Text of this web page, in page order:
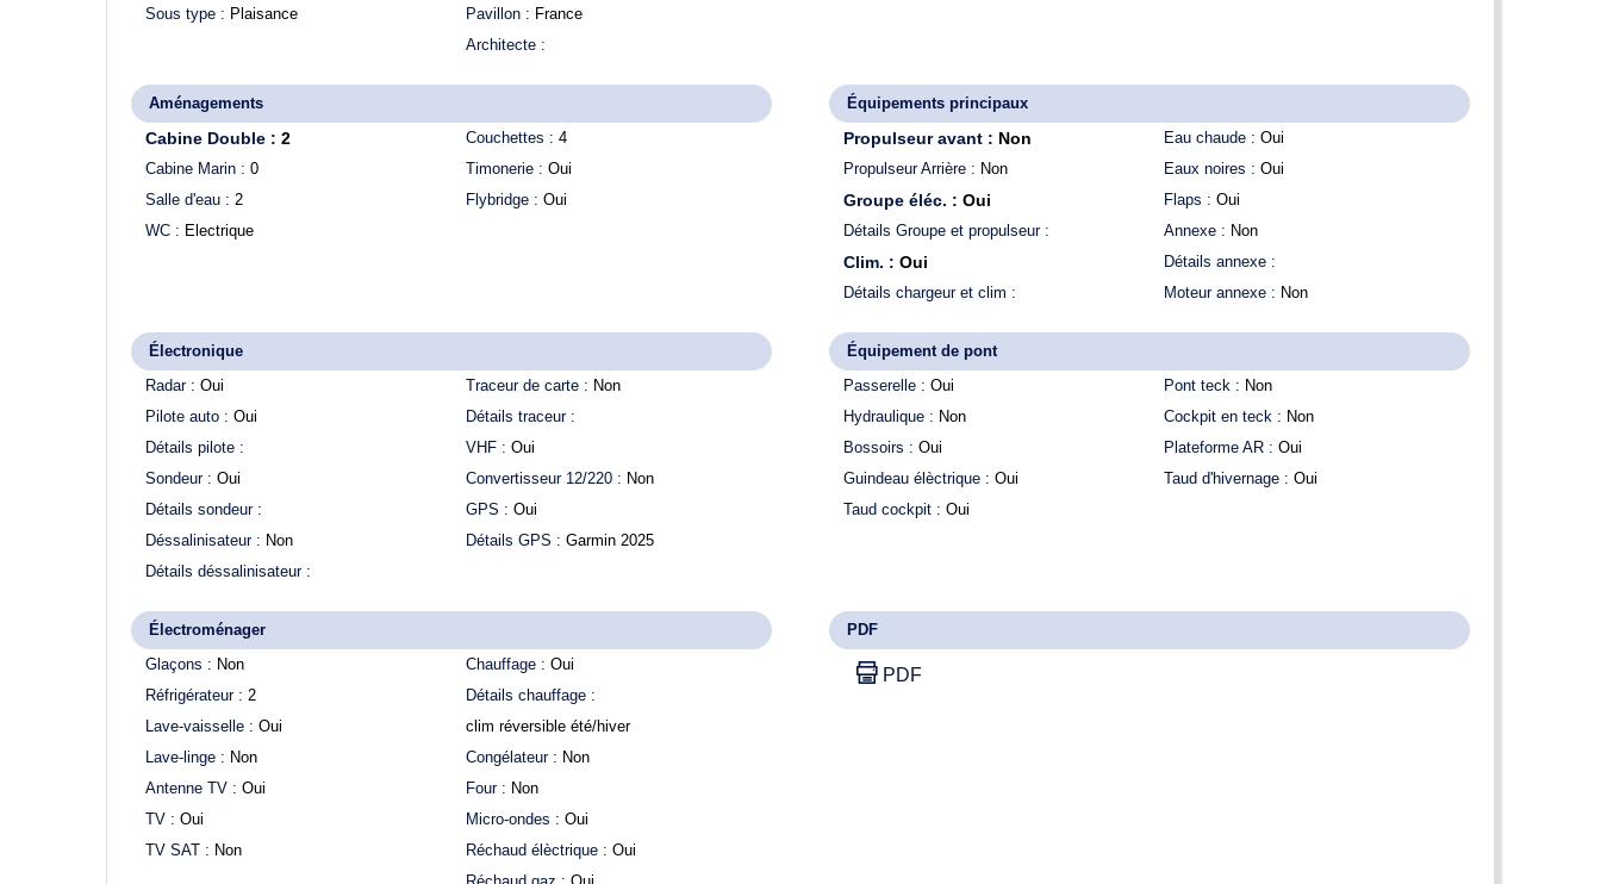
Sous type : Plaisance
Pavillon : France
Architecte :
Aménagements
Cabine Double : 2
Cabine Marin : 0
Salle d'eau : 2
WC : Electrique
Couchettes : 4
Timonerie : Oui
Flybridge : Oui
Équipements principaux
Propulseur avant : Non
Propulseur Arrière : Non
Groupe éléc. : Oui
Détails Groupe et propulseur :
Clim. : Oui
Détails chargeur et clim :
Eau chaude : Oui
Eaux noires : Oui
Flaps : Oui
Annexe : Non
Détails annexe :
Moteur annexe : Non
Électronique
Radar : Oui
Pilote auto : Oui
Détails pilote :
Sondeur : Oui
Détails sondeur :
Déssalinisateur : Non
Détails déssalinisateur :
Traceur de carte : Non
Détails traceur :
VHF : Oui
Convertisseur 12/220 : Non
GPS : Oui
Détails GPS : Garmin 2025
Équipement de pont
Passerelle : Oui
Hydraulique : Non
Bossoirs : Oui
Guindeau élèctrique : Oui
Taud cockpit : Oui
Pont teck : Non
Cockpit en teck : Non
Plateforme AR : Oui
Taud d'hivernage : Oui
Électroménager
Glaçons : Non
Réfrigérateur : 2
Lave-vaisselle : Oui
Lave-linge : Non
Antenne TV : Oui
TV : Oui
TV SAT : Non
Chauffage : Oui
Détails chauffage :
clim réversible été/hiver
Congélateur : Non
Four : Non
Micro-ondes : Oui
Réchaud élèctrique : Oui
PDF
PDF